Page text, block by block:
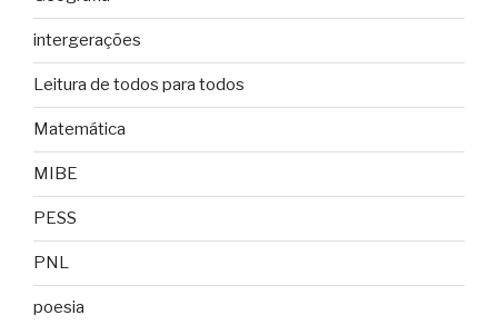
intergerações
Leitura de todos para todos
Matemática
MIBE
PESS
PNL
poesia